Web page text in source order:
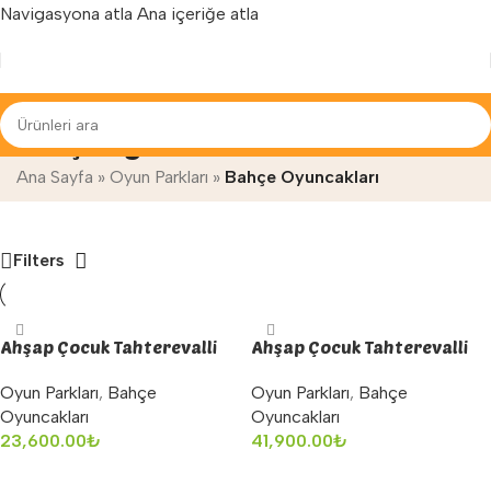
Navigasyona atla Ana içeriğe atla
Bahçe Oyuncakları
Ana Sayfa » Oyun Parkları » Bahçe Oyuncakları
Filters
Ahşap Çocuk Tahterevalli
Oyun Parkları, Bahçe
Oyuncakları
23,600.00₺
Ahşap Çocuk Tahterevalli
Oyun Parkları, Bahçe
Oyuncakları
41,900.00₺